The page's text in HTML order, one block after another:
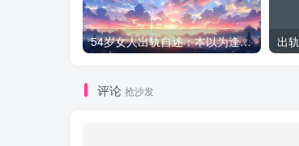
54岁女人出轨自述：本以为逢场作戏
评论 抢沙发